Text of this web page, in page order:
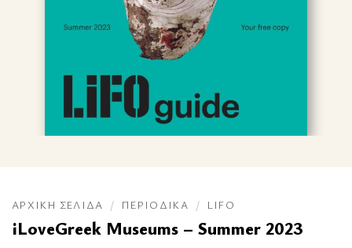
ΑΡΧΙΚΉ ΣΕΛΊΔΑ / ΠΕΡΙΟΔΙΚΆ / LIFO
iLoveGreek Museums – Summer 2023